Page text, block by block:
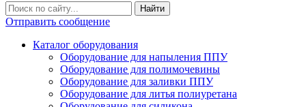
Найти
Отправить сообщение
Каталог оборудования
Оборудование для напыления ППУ
Оборудование для полимочевины
Оборудование для заливки ППУ
Оборудование для литья полиуретана